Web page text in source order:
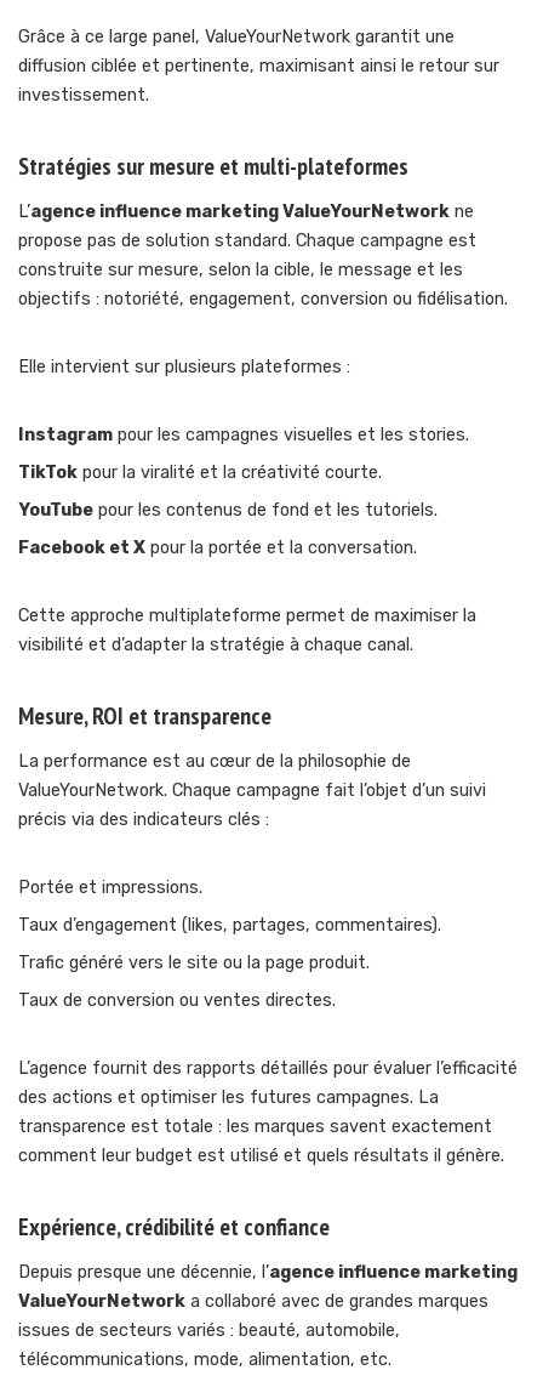
Grâce à ce large panel, ValueYourNetwork garantit une
diffusion ciblée et pertinente, maximisant ainsi le retour sur
investissement.
Stratégies sur mesure et multi-plateformes
L’agence influence marketing ValueYourNetwork ne
propose pas de solution standard. Chaque campagne est
construite sur mesure, selon la cible, le message et les
objectifs : notoriété, engagement, conversion ou fidélisation.
Elle intervient sur plusieurs plateformes :
Instagram pour les campagnes visuelles et les stories.
TikTok pour la viralité et la créativité courte.
YouTube pour les contenus de fond et les tutoriels.
Facebook et X pour la portée et la conversation.
Cette approche multiplateforme permet de maximiser la
visibilité et d’adapter la stratégie à chaque canal.
Mesure, ROI et transparence
La performance est au cœur de la philosophie de
ValueYourNetwork. Chaque campagne fait l’objet d’un suivi
précis via des indicateurs clés :
Portée et impressions.
Taux d’engagement (likes, partages, commentaires).
Trafic généré vers le site ou la page produit.
Taux de conversion ou ventes directes.
L’agence fournit des rapports détaillés pour évaluer l’efficacité
des actions et optimiser les futures campagnes. La
transparence est totale : les marques savent exactement
comment leur budget est utilisé et quels résultats il génère.
Expérience, crédibilité et confiance
Depuis presque une décennie, l’agence influence marketing
ValueYourNetwork a collaboré avec de grandes marques
issues de secteurs variés : beauté, automobile,
télécommunications, mode, alimentation, etc.